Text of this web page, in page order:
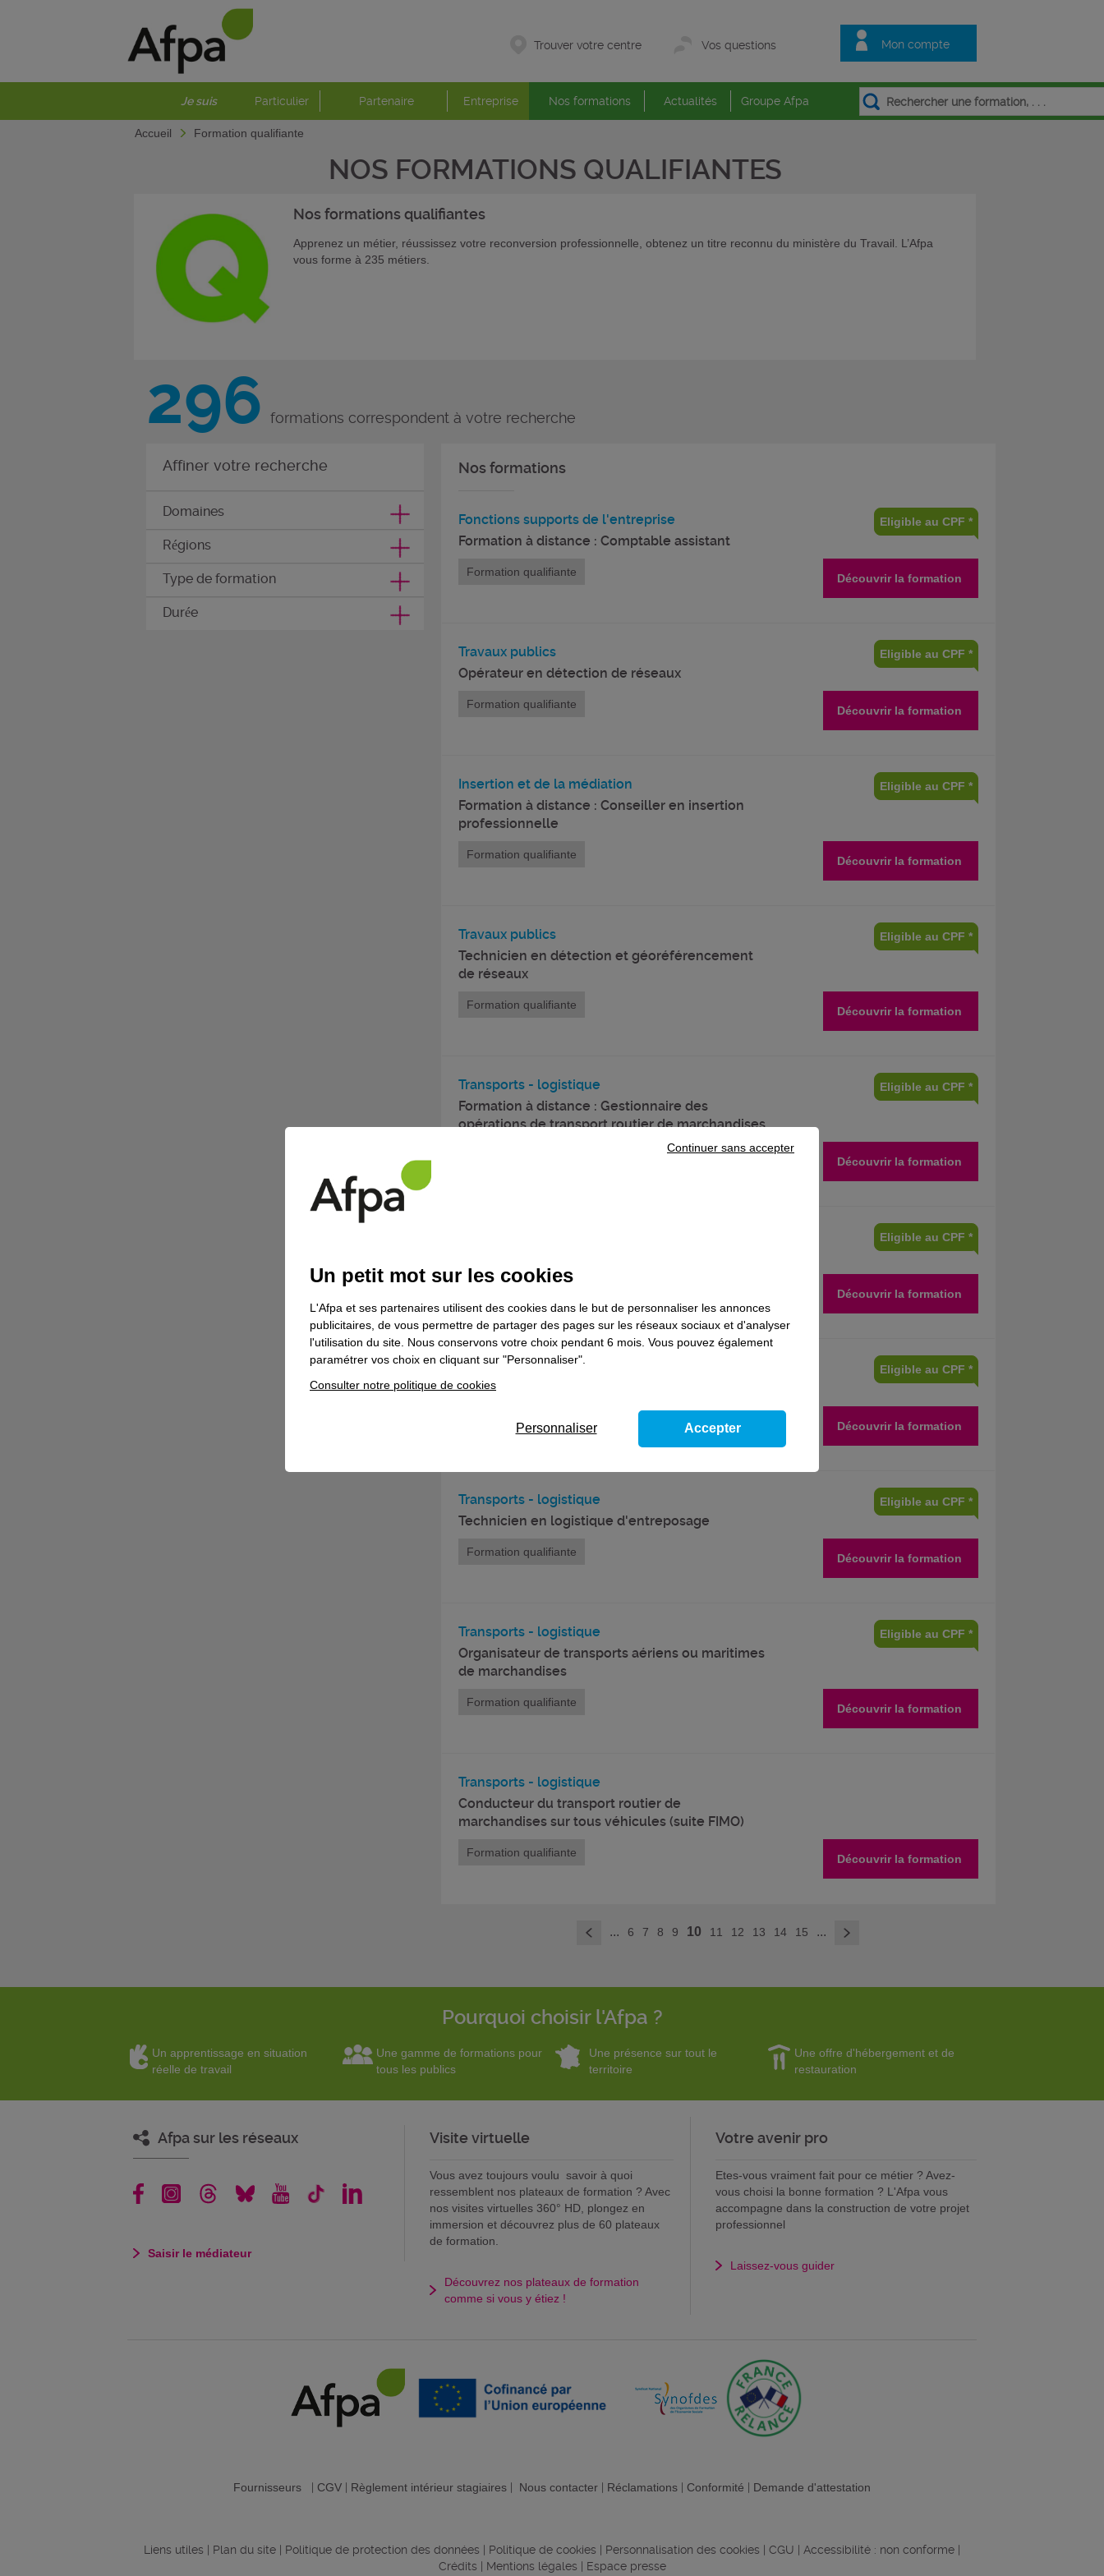
Mon compte
Trouver votre centre Vos questions
Je suis Particulier Partenaire Entreprise Nos formations Actualités Groupe Afpa
Accueil Formation qualifiante
NOS FORMATIONS QUALIFIANTES
Nos formationsqualifiantes
Apprenez un métier, réussissez votre reconversion professionnelle, obtenez un titre reconnu du ministère du Travail. L’Afpa
vous forme à 235 métiers.
296 formations correspondent à votre recherche
Affiner votre recherche
Domaines
Régions
Type de formation
Durée
Nos formations
Fonctions supports de l'entreprise
Formation à distance : Comptable assistant
Eligible au CPF *
Formation qualifiante Découvrir la formation
Travaux publics
Opérateur en détection de réseaux
Eligible au CPF *
Formation qualifiante Découvrir la formation
Insertion et de la médiation
Formation à distance : Conseiller en insertion
professionnelle
Eligible au CPF *
Formation qualifiante Découvrir la formation
Travaux publics
Technicien en détection et géoréférencement
de réseaux
Eligible au CPF *
Formation qualifiante Découvrir la formation
Transports - logistique
Formation à distance : Gestionnaire des
opérations de transport routier de marchandises
Eligible au CPF *
Découvrir la formation
Eligible au CPF *
Découvrir la formation
Transports - logistique
Conducteur livreur sur véhicule utilitaire léger
Eligible au CPF *
Découvrir la formation
Transports - logistique
Technicien en logistique d'entreposage
Eligible au CPF *
Formation qualifiante Découvrir la formation
Transports - logistique
Organisateur de transports aériens ou maritimes
de marchandises
Eligible au CPF *
Formation qualifiante Découvrir la formation
Transports - logistique
Conducteur du transport routier de
marchandises sur tous véhicules (suite FIMO)
Formation qualifiante Découvrir la formation
< ... 6 7 8 9 10 11 12 13 14 15 ... >
Pourquoi choisir l'Afpa ?
Un apprentissage en situation
réelle de travail
Une gamme de formations pour
tous les publics
Une présence sur tout le
territoire
Une offre d'hébergement et de
restauration
Afpa sur les réseaux
Saisir le médiateur
Visite virtuelle
Vous avez toujours voulu savoir à quoi
ressemblent nos plateaux de formation ? Avec
nos visites virtuelles 360° HD, plongez en
immersion et découvrez plus de 60 plateaux
de formation.
Découvrez nos plateaux de formation
comme si vous y étiez !
Votre avenir pro
Etes-vous vraiment fait pour ce métier ? Avez-
vous choisi la bonne formation ? L'Afpa vous
accompagne dans la construction de votre projet
professionnel
Laissez-vous guider
Fournisseurs CGV Règlement intérieur stagiaires Nous contacter Réclamations Conformité Demande d'attestation
Liens utiles Plan du site Politique de protection des données Politique de cookies Personnalisation des cookies CGU Accessibilité : non conforme
Crédits
Mentions légales Espace presse
Un petit mot sur les cookies
L'Afpa et ses partenaires utilisent des cookies dans le but de personnaliser les annonces
publicitaires, de vous permettre de partager des pages sur les réseaux sociaux et d'analyser
l'utilisation du site. Nous conservons votre choix pendant 6 mois. Vous pouvez également
paramétrer vos choix en cliquant sur "Personnaliser".
Consulter notre politique de cookies
Continuer sans accepter
Personnaliser Accepter